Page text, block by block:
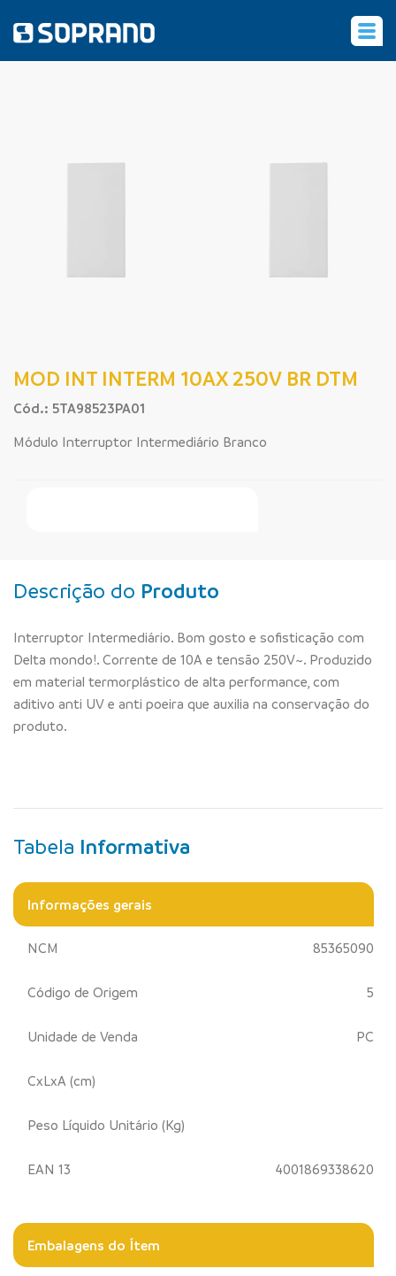
MOD INT INTERM 10AX 250V BR DTM
Cód.: 5TA98523PA01
Módulo Interruptor Intermediário Branco
Descrição do Produto
Interruptor Intermediário. Bom gosto e sofisticação com
Delta mondo!. Corrente de 10A e tensão 250V~. Produzido
em material termorplástico de alta performance, com
aditivo anti UV e anti poeira que auxilia na conservação do
produto.
Tabela Informativa
Informações gerais
NCM 85365090
Código de Origem 5
Unidade de Venda PC
CxLxA (cm)
Peso Líquido Unitário (Kg)
EAN 13 4001869338620
Embalagens do Ítem